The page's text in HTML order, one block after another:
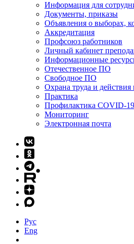
Информация для
Документы, приказы
Объявления о выборах,
Аккредитация
Профсоюз работников
Личный кабинет
Информационные
Отечественное ПО
Свободное ПО
Охрана труда и
Практика
Профилактика COVID-19
Мониторинг
Электронная почта
Рус
Eng